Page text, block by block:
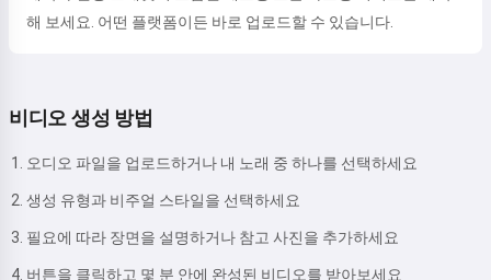
해 보세요. 어떤 플랫폼이든 바로 업로드할 수 있습니다.
비디오 생성 방법
오디오 파일을 업로드하거나 내 노래 중 하나를 선택하세요
생성 유형과 비주얼 스타일을 선택하세요
필요에 따라 장면을 설명하거나 참고 사진을 추가하세요
버튼을 클릭하고 몇 분 안에 완성된 비디오를 받아보세요